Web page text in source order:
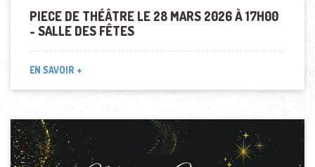
PIECE DE THÉÂTRE LE 28 MARS 2026 À 17H00
- SALLE DES FÊTES
EN SAVOIR +